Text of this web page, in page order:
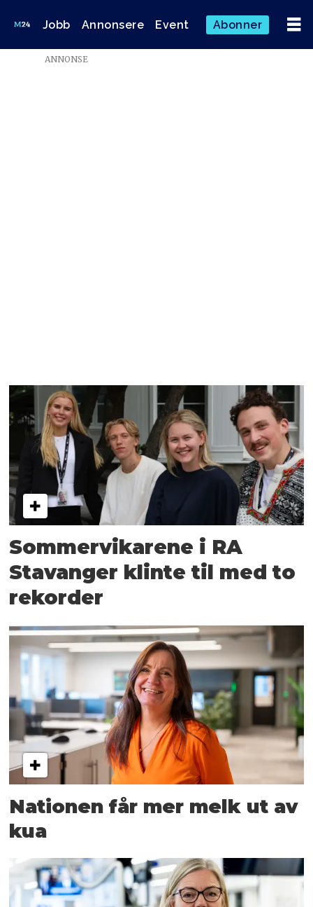
Jobb Annonsere Event Abonner
Emne:
ANNONSE
Sommervikarene i RA
Stavanger klinte til med to
rekorder
Nationen får mer melk ut av
kua